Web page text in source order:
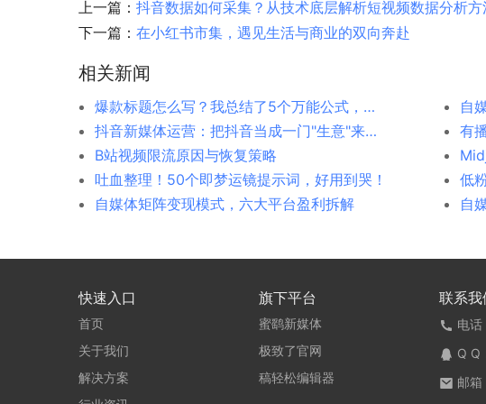
上一篇： 抖音数据如何采集？从技术底层解析短视频数据分析方
下一篇： 在小红书市集，遇见生活与商业的双向奔赴
相关新闻
爆款标题怎么写？我总结了5个万能公式，亲测有效
抖音新媒体运营：把抖音当成一门"生意"来经营
有
B站视频限流原因与恢复策略
吐血整理！50个即梦运镜提示词，好用到哭！
自媒体矩阵变现模式，六大平台盈利拆解
自
快速入口
首页
关于我们
解决方案
旗下平台
蜜鹞新媒体
极致了官网
稿轻松编辑器
联系我
电
Q Q
邮